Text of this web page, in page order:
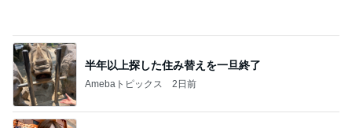
半年以上探した住み替えを一旦終了
Amebaトピックス 2日前